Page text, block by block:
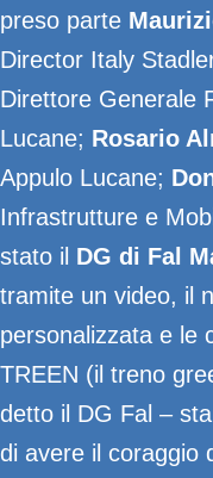
preso parte
Director Italy
Direttore Generale
Lucane; Rosario
Appulo Lucane;
Infrastrutture e
stato il DG di Fal
tramite un video, il
personalizzata e le
TREEN (il treno
detto il DG Fal –
di avere il coraggio